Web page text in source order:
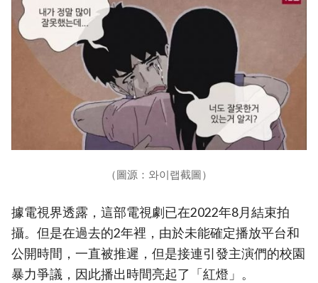
（圖源：와이랩截圖）
據電視界透露，這部電視劇已在2022年8月結束拍
攝。但是在過去的2年裡，由於未能確定播放平台和
公開時間，一直被推遲，但是接連引發主演們的校園
暴力爭議，因此播出時間亮起了「紅燈」。